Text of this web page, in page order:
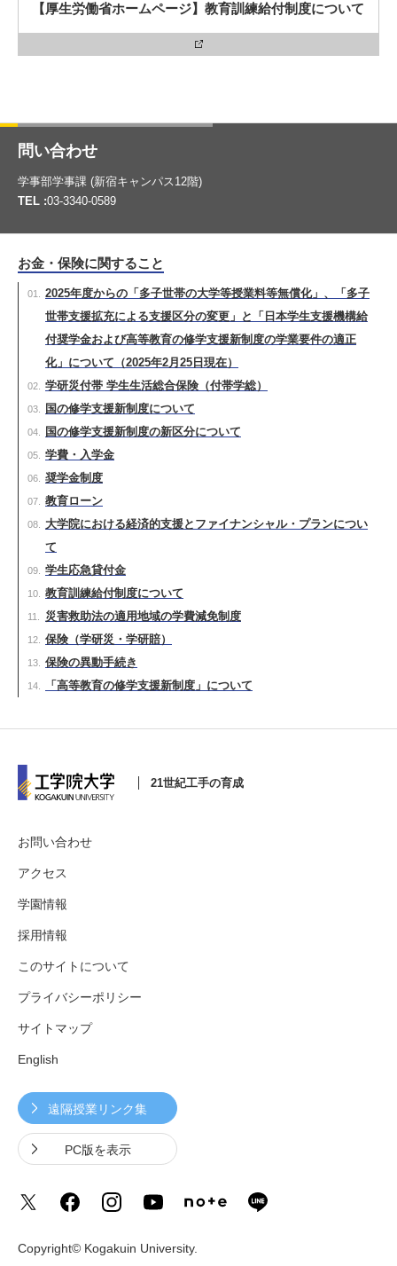
【厚生労働省ホームページ】教育訓練給付制度について
問い合わせ
学事部学事課 (新宿キャンパス12階)
TEL :03-3340-0589
お金・保険に関すること
2025年度からの「多子世帯の大学等授業料等無償化」、「多子
世帯支援拡充による支援区分の変更」と「日本学生支援機構給
付奨学金および高等教育の修学支援新制度の学業要件の適正
化」について（2025年2月25日現在）
学研災付帯 学生生活総合保険（付帯学総）
国の修学支援新制度について
国の修学支援新制度の新区分について
学費・入学金
奨学金制度
教育ローン
大学院における経済的支援とファイナンシャル・プランについ
て
学生応急貸付金
教育訓練給付制度について
災害救助法の適用地域の学費減免制度
保険（学研災・学研賠）
保険の異動手続き
「高等教育の修学支援新制度」について
21世紀工手の育成
お問い合わせ
アクセス
学園情報
採用情報
このサイトについて
プライバシーポリシー
サイトマップ
English
遠隔授業リンク集
PC版を表示
Copyright© Kogakuin University.